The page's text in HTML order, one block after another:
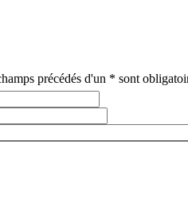
précédés d'un * sont